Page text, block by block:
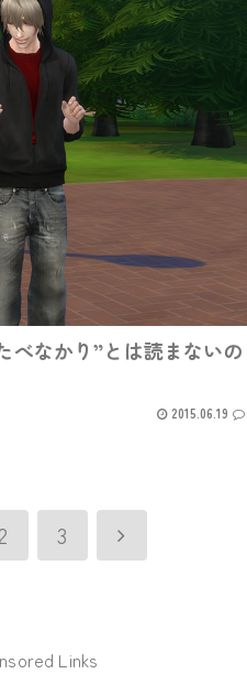
べなかり”とは読まないの
2015.06.19
2 3
Next
Links